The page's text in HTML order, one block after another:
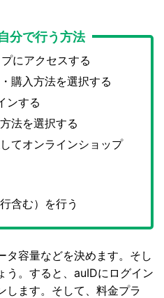
分で行う方法
にアクセスする
購入方法を選択する
ンする
法を選択する
てオンラインショップ
含む）を行う
タ容量などを決めます。そし
う。すると、auIDにログイン
します。そして、料金プラ